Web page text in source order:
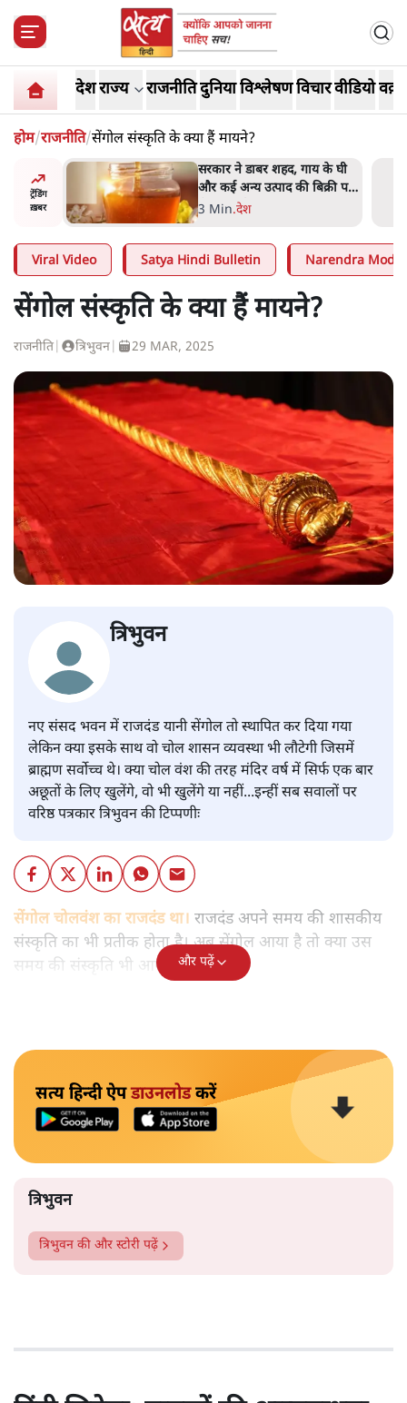
देशराज्य राजनीतिदुनियाविश्लेषणविचारवीडियो
होम/राजनीति/सेंगोल संस्कृति के क्या हैं मायने?
ट्रेंडिंग
ख़बर
सरकार ने डाबर शहद, गाय के घी
और कई अन्य उत्पाद की बिक्री पर
रोक लगाई
3 Min .देश
Viral Video Satya Hindi Bulletin Narendra Modi
सेंगोल संस्कृति के क्या हैं मायने?
राजनीति त्रिभुवन 29 MAR, 2025
त्रिभुवन
नए संसद भवन में राजदंड यानी सेंगोल तो स्थापित कर दिया गया
लेकिन क्या इसके साथ वो चोल शासन व्यवस्था भी लौटेगी जिसमें
ब्राह्मण सर्वोच्च थे। क्या चोल वंश की तरह मंदिर वर्ष में सिर्फ एक बार
अछूतों के लिए खुलेंगे, वो भी खुलेंगे या नहीं...इन्हीं सब सवालों पर
वरिष्ठ पत्रकार त्रिभुवन की टिप्पणीः
सेंगोल चोलवंश का राजदंड था। राजदंड अपने समय की शासकीय
संस्कृति का भी प्रतीक होता है। अब सेंगोल आया है तो क्या उस
समय की संस्कृति भी आएगी?और पढ़ें
सत्य हिन्दी ऐपडाउनलोडकरें
त्रिभुवन
त्रिभुवन की और स्टोरी पढ़ें